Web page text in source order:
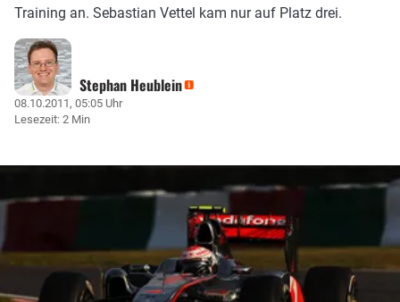
Training an. Sebastian Vettel kam nur auf Platz drei.
Stephan Heublein
08.10.2011, 05:05 Uhr
Lesezeit: 2 Min